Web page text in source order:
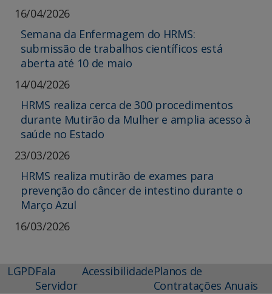
16/04/2026
Semana da Enfermagem do HRMS:
submissão de trabalhos científicos está
aberta até 10 de maio
14/04/2026
HRMS realiza cerca de 300 procedimentos
durante Mutirão da Mulher e amplia acesso à
saúde no Estado
23/03/2026
HRMS realiza mutirão de exames para
prevenção do câncer de intestino durante o
Março Azul
16/03/2026
LGPDFala
Servidor
AcessibilidadePlanos de
Contratações Anuais